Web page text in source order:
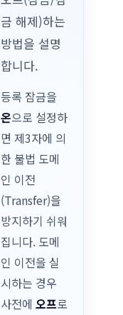
금 해제)하는
방법을 설명
합니다.
등록 잠금을
온으로 설정하
면 제3자에 의
한 불법 도메
인 이전
(Transfer)을
방지하기 쉬워
집니다. 도메
인 이전을 실
시하는 경우
사전에오프로